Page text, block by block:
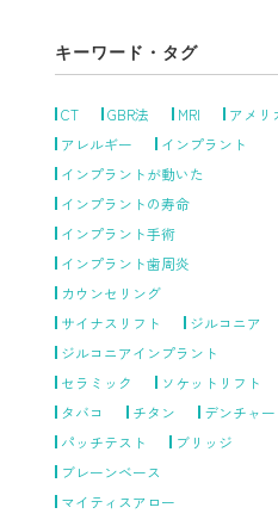
キーワード・タグ
CT GBR法 MRI
アメリ
アレルギー
インプラント
インプラントが動いた
インプラントの寿命
インプラント手術
インプラント歯周炎
カウンセリング
サイナスリフト
ジルコニア
ジルコニアインプラント
セラミック
ソケットリフト
タバコ
チタン
デンチャー
パッチテスト
ブリッジ
ブレーンベース
マイティスアロー